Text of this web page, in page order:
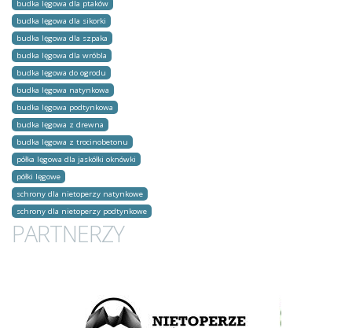
budka lęgowa dla ptaków
budka lęgowa dla sikorki
budka lęgowa dla szpaka
budka lęgowa dla wróbla
budka lęgowa do ogrodu
budka lęgowa natynkowa
budka lęgowa podtynkowa
budka lęgowa z drewna
budka lęgowa z trocinobetonu
półka lęgowa dla jaskółki oknówki
półki lęgowe
schrony dla nietoperzy natynkowe
schrony dla nietoperzy podtynkowe
PARTNERZY